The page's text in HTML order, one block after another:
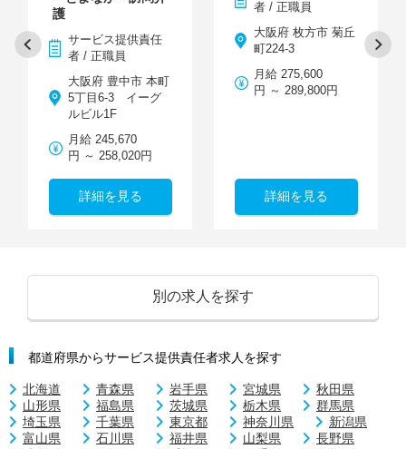
護
サービス提供責任
者 / 正職員
大阪府 豊中市 本町
5丁目6-3 イーグ
ルビル1F
月給 245,670
円 ～ 258,020円
詳細を見る
者 / 正職員
大阪府 枚方市 菊丘
町224-3
月給 275,600
円 ～ 289,800円
詳細を見る
別の求人を探す
都道府県からサービス提供責任者求人を探す
北海道 青森県 岩手県 宮城県
秋田県
山形県
福島県 茨城県 栃木県
群馬県
埼玉県
千葉県 東京都 神奈川県
新潟県
富山県
石川県 福井県 山梨県
長野県